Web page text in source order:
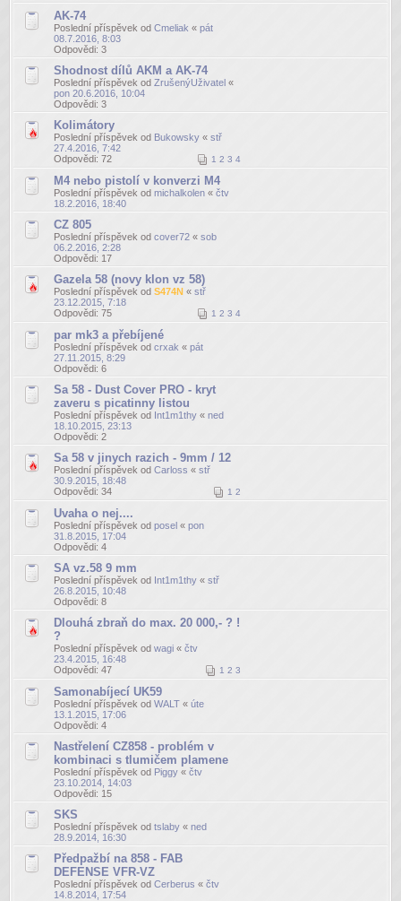
AK-74
Poslední příspěvek od Cmeliak « pát
08.7.2016, 8:03
Odpovědi: 3
Shodnost dílů AKM a AK-74
Poslední příspěvek od ZrušenýUživatel «
pon 20.6.2016, 10:04
Odpovědi: 3
Kolimátory
Poslední příspěvek od Bukowsky « stř
27.4.2016, 7:42
Odpovědi: 72 1 2 3 4
M4 nebo pistolí v konverzi M4
Poslední příspěvek od michalkolen « čtv
18.2.2016, 18:40
CZ 805
Poslední příspěvek od cover72 « sob
06.2.2016, 2:28
Odpovědi: 17
Gazela 58 (novy klon vz 58)
Poslední příspěvek od S474N « stř
23.12.2015, 7:18
Odpovědi: 75 1 2 3 4
par mk3 a přebíjené
Poslední příspěvek od crxak « pát
27.11.2015, 8:29
Odpovědi: 6
Sa 58 - Dust Cover PRO - kryt
zaveru s picatinny listou
Poslední příspěvek od Int1m1thy « ned
18.10.2015, 23:13
Odpovědi: 2
Sa 58 v jinych razich - 9mm / 12
Poslední příspěvek od Carloss « stř
30.9.2015, 18:48
Odpovědi: 34 1 2
Uvaha o nej....
Poslední příspěvek od posel « pon
31.8.2015, 17:04
Odpovědi: 4
SA vz.58 9 mm
Poslední příspěvek od Int1m1thy « stř
26.8.2015, 10:48
Odpovědi: 8
Dlouhá zbraň do max. 20 000,- ? !
?
Poslední příspěvek od wagi « čtv
23.4.2015, 16:48
Odpovědi: 47 1 2 3
Samonabíjecí UK59
Poslední příspěvek od WALT « úte
13.1.2015, 17:06
Odpovědi: 4
Nastřelení CZ858 - problém v
kombinaci s tlumičem plamene
Poslední příspěvek od Piggy « čtv
23.10.2014, 14:03
Odpovědi: 15
SKS
Poslední příspěvek od tslaby « ned
28.9.2014, 16:30
Předpažbí na 858 - FAB
DEFENSE VFR-VZ
Poslední příspěvek od Cerberus « čtv
14.8.2014, 17:54